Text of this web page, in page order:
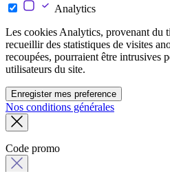
Analytics
Les cookies Analytics, provenant du
recueillir des statistiques de visites
recoupées, pourraient être intrusives
utilisateurs du site.
Enregister mes preference
Nos conditions générales
Code promo